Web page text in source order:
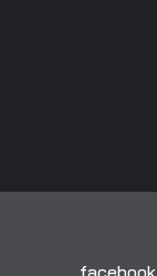
facebook